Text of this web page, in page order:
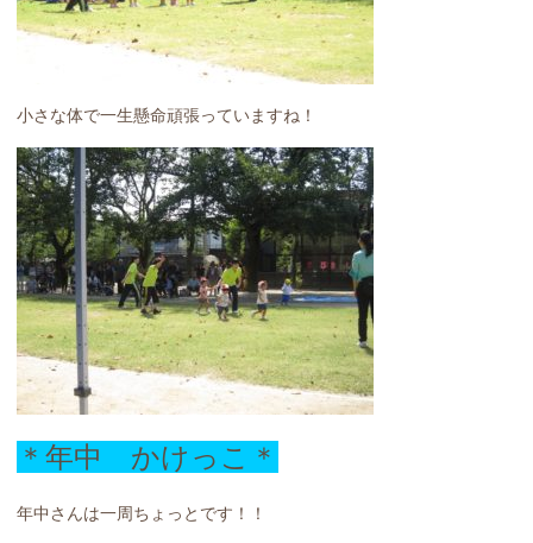
小さな体で一生懸命頑張っていますね！
＊年中 かけっこ＊
年中さんは一周ちょっとです！！